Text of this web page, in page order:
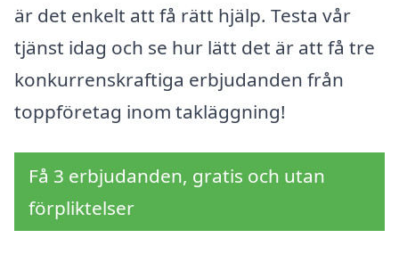
är det enkelt att få rätt hjälp. Testa vår
tjänst idag och se hur lätt det är att få tre
konkurrenskraftiga erbjudanden från
toppföretag inom takläggning!
Få 3 erbjudanden, gratis och utan
förpliktelser